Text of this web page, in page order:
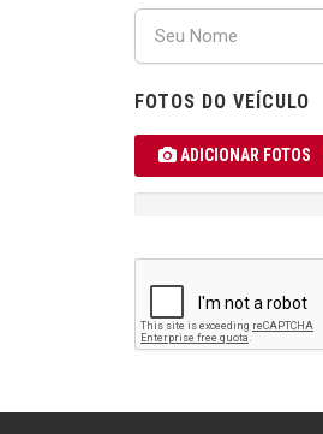
FOTOS DO VEÍCULO
ADICIONAR FOTOS